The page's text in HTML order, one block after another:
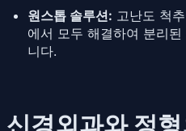
원스톱 솔루션: 고난도 척
에서 모두 해결하여 분리
니다.
신경외과와 정